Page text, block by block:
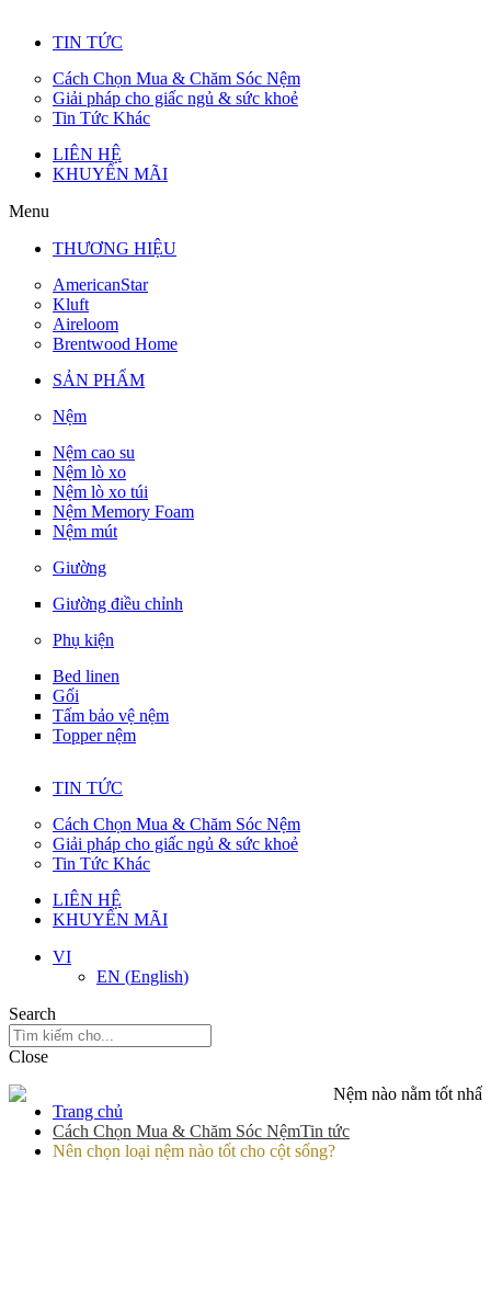
TIN TỨC
Cách Chọn Mua & Chăm Sóc Nệm
Giải pháp cho giấc ngủ & sức khoẻ
Tin Tức Khác
LIÊN HỆ
KHUYẾN MÃI
Menu
THƯƠNG HIỆU
AmericanStar
Kluft
Aireloom
Brentwood Home
SẢN PHẨM
Nệm
Nệm cao su
Nệm lò xo
Nệm lò xo túi
Nệm Memory Foam
Nệm mút
Giường
Giường điều chỉnh
Phụ kiện
Bed linen
Gối
Tấm bảo vệ nệm
Topper nệm
TIN TỨC
Cách Chọn Mua & Chăm Sóc Nệm
Giải pháp cho giấc ngủ & sức khoẻ
Tin Tức Khác
LIÊN HỆ
KHUYẾN MÃI
VI
EN (English)
Search
Close
Trang chủ
Cách Chọn Mua & Chăm Sóc NệmTin tức
Nên chọn loại nệm nào tốt cho cột sống?